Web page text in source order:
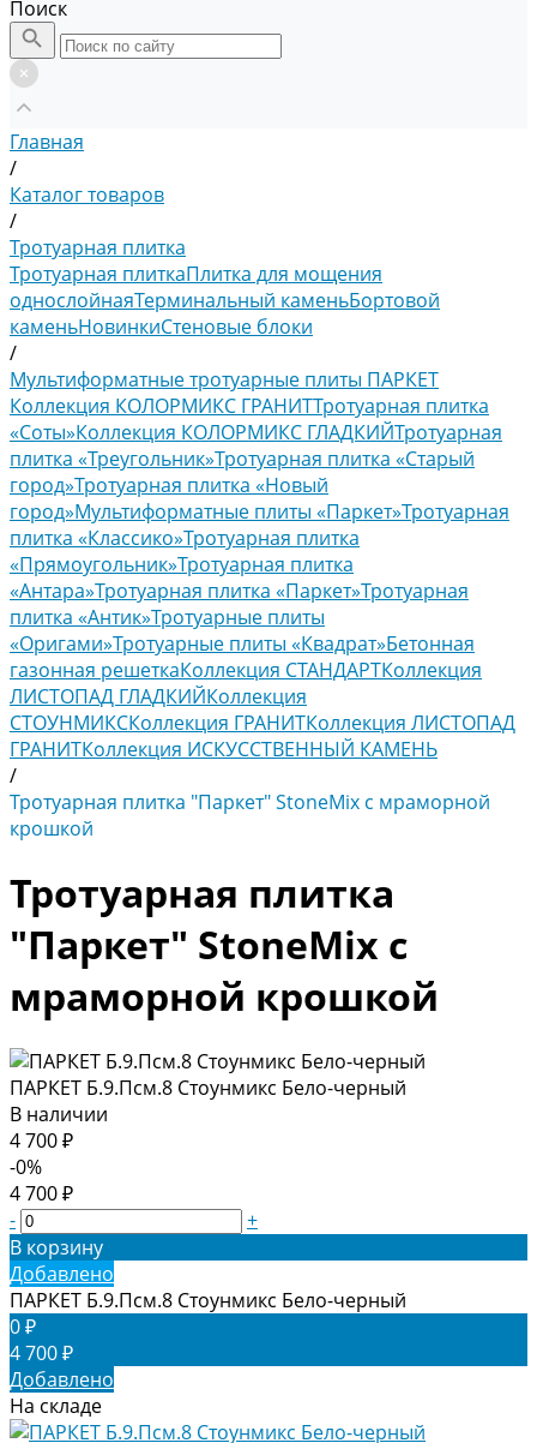
Поиск
Главная
/
Каталог товаров
/
Тротуарная плитка
Тротуарная плиткаПлитка для мощения
однослойнаяТерминальный каменьБортовой
каменьНовинкиСтеновые блоки
/
Мультиформатные тротуарные плиты ПАРКЕТ
Коллекция КОЛОРМИКС ГРАНИТТротуарная плитка
«Соты»Коллекция КОЛОРМИКС ГЛАДКИЙТротуарная
плитка «Треугольник»Тротуарная плитка «Старый
город»Тротуарная плитка «Новый
город»Мультиформатные плиты «Паркет»Тротуарная
плитка «Классико»Тротуарная плитка
«Прямоугольник»Тротуарная плитка
«Антара»Тротуарная плитка «Паркет»Тротуарная
плитка «Антик»Тротуарные плиты
«Оригами»Тротуарные плиты «Квадрат»Бетонная
газонная решеткаКоллекция СТАНДАРТКоллекция
ЛИСТОПАД ГЛАДКИЙКоллекция
СТОУНМИКСКоллекция ГРАНИТКоллекция ЛИСТОПАД
ГРАНИТКоллекция ИСКУССТВЕННЫЙ КАМЕНЬ
/
Тротуарная плитка "Паркет" StoneМix с мраморной
крошкой
Тротуарная плитка
"Паркет" StoneМix с
мраморной крошкой
ПАРКЕТ Б.9.Псм.8 Стоунмикс Бело-черный
В наличии
4 700 ₽
-0%
4 700 ₽
-
+
В корзину
Добавлено
ПАРКЕТ Б.9.Псм.8 Стоунмикс Бело-черный
0 ₽
4 700 ₽
Добавлено
На складе